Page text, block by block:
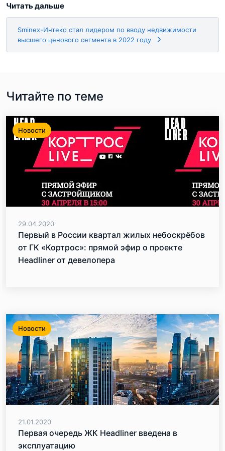
Читать дальше
Sminex-Интеко стал лидером по вводу недвижимости
высшего ценового сегмента в 2022 году
Читайте по теме
Новости
29.04.2020
Первый в России квартал жилых небоскрёбов
от ГК «Кортрос»: прямой эфир о проекте
Headliner от девелопера
Новости
21.01.2020
Первая очередь ЖК Headliner введена в
эксплуатацию